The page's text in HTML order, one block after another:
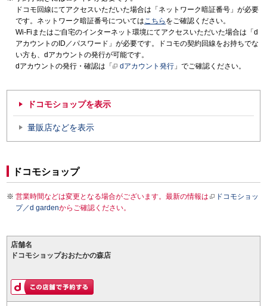
ドコモ回線にてアクセスいただいた場合は「ネットワーク暗証番号」が必要
です。ネットワーク暗証番号についてはこちら をご確認ください。
Wi-Fiまたはご自宅のインターネット環境にてアクセスいただいた場合は「d
アカウントのID／パスワード」が必要です。ドコモの契約回線をお持ちでな
い方も、dアカウントの発行が可能です。
dアカウントの発行・確認は「
dアカウント発行 」でご確認ください。
ドコモショップを表示
量販店などを表示
ドコモショップ
営業時間などは変更となる場合がございます。最新の情報は
ドコモショッ
プ／d gardenからご確認ください。
店舗名
ドコモショップおおたかの森店